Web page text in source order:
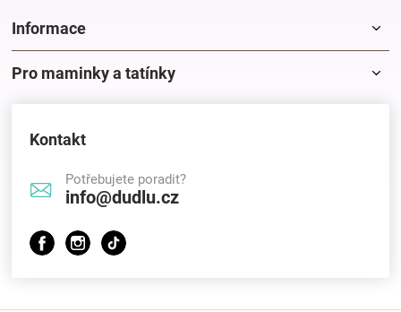
Informace
Pro maminky a tatínky
Kontakt
Potřebujete poradit?
info@dudlu.cz